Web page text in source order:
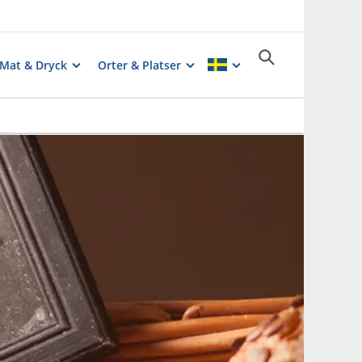
Mat & Dryck Orter & Platser